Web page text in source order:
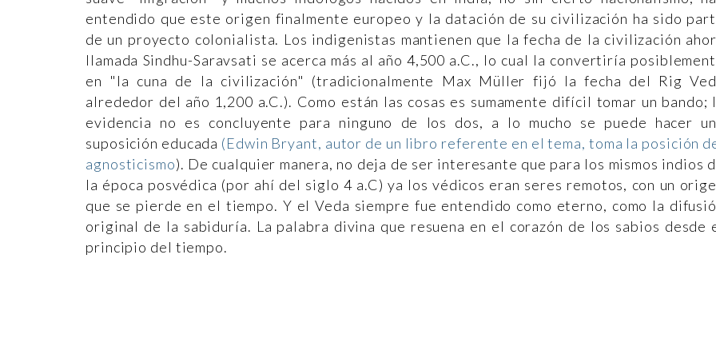
entendido que este origen finalmente europeo y la datación de su civilización ha sido
de un proyecto colonialista. Los indigenistas mantienen que la fecha de la civilización
llamada Sindhu-Saravsati se acerca más al año 4,500 a.C., lo cual la convertiría
en "la cuna de la civilización" (tradicionalmente Max Müller fijó la fecha del Rig
alrededor del año 1,200 a.C.). Como están las cosas es sumamente difícil tomar un bando;
evidencia no es concluyente para ninguno de los dos, a lo mucho se puede hacer
suposición educada (Edwin Bryant, autor de un libro referente en el tema, toma la posición
agnosticismo). De cualquier manera, no deja de ser interesante que para los mismos indios
la época posvédica (por ahí del siglo 4 a.C) ya los védicos eran seres remotos, con un
que se pierde en el tiempo. Y el Veda siempre fue entendido como eterno, como la
original de la sabiduría. La palabra divina que resuena en el corazón de los sabios desde
principio del tiempo.